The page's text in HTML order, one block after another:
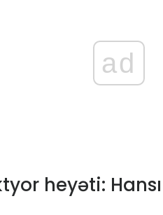
ad
heyəti: